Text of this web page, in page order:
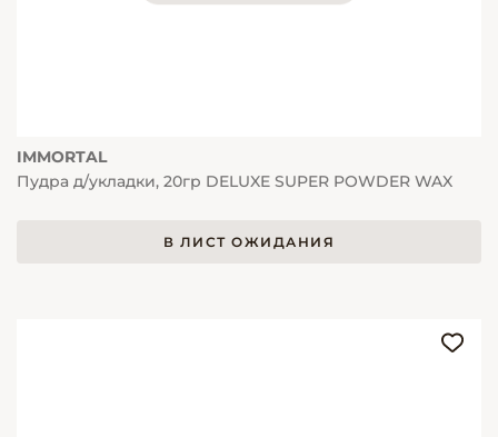
IMMORTAL
Пудра д/укладки, 20гр DELUXE SUPER POWDER WAX
В ЛИСТ ОЖИДАНИЯ